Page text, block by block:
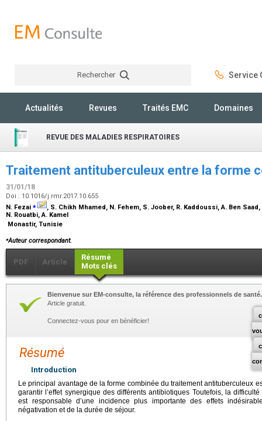
Rechercher Service
Actualités Revues Traités EMC Domaines
REVUE DES MALADIES RESPIRATOIRES
Traitement antituberculeux entre la forme
31/01/18
Doi : 10.1016/j.rmr.2017.10.655
N. Fezai ⁎
, S. Chikh Mhamed, N. Fehem, S. Joober, R. Kaddoussi, A. Ben
N. Rouatbi, A. Kamel
Monastir, Tunisie
⁎Auteur correspondant.
PDF Article
Résumé
Mots clés
Bienvenue sur EM-consulte, la référence des professionnels de santé.
Article gratuit.
Connectez-vous pour en bénéficier!
Résumé
Introduction
Le principal avantage de la forme combinée du traitement antituberculeux
garantir l’effet synergique des différents antibiotiques Toutefois, la
est responsable d’une incidence plus importante des effets
négativation et de la durée de séjour.